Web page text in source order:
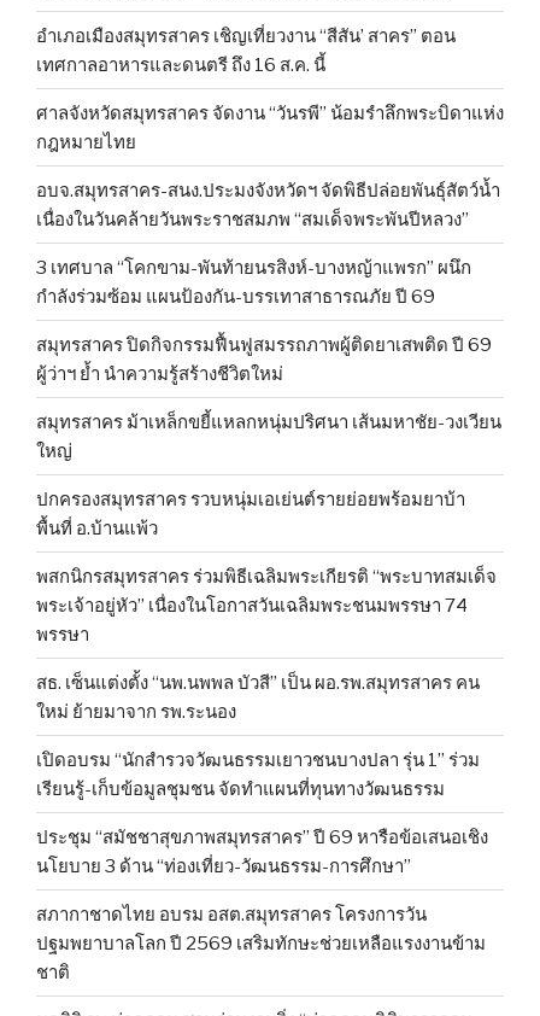
อำเภอเมืองสมุทรสาคร เชิญเที่ยวงาน “สีสัน’ สาคร” ตอน
เทศกาลอาหารและดนตรี ถึง 16 ส.ค. นี้
ศาลจังหวัดสมุทรสาคร จัดงาน “วันรพี” น้อมรำลึกพระบิดาแห่ง
กฎหมายไทย
อบจ.สมุทรสาคร-สนง.ประมงจังหวัดฯ จัดพิธีปล่อยพันธุ์สัตว์น้ำ
เนื่องในวันคล้ายวันพระราชสมภพ “สมเด็จพระพันปีหลวง”
3 เทศบาล “โคกขาม-พันท้ายนรสิงห์-บางหญ้าแพรก” ผนึก
กำลังร่วมซ้อม แผนป้องกัน-บรรเทาสาธารณภัย ปี 69
สมุทรสาคร ปิดกิจกรรมฟื้นฟูสมรรถภาพผู้ติดยาเสพติด ปี 69
ผู้ว่าฯ ย้ำ นำความรู้สร้างชีวิตใหม่
สมุทรสาคร ม้าเหล็กขยี้แหลกหนุ่มปริศนา เส้นมหาชัย-วงเวียน
ใหญ่
ปกครองสมุทรสาคร รวบหนุ่มเอเย่นต์รายย่อยพร้อมยาบ้า
พื้นที่ อ.บ้านแพ้ว
พสกนิกรสมุทรสาคร ร่วมพิธีเฉลิมพระเกียรติ “พระบาทสมเด็จ
พระเจ้าอยู่หัว” เนื่องในโอกาสวันเฉลิมพระชนมพรรษา 74
พรรษา
สธ. เซ็นแต่งตั้ง “นพ.นพพล บัวสี” เป็น ผอ.รพ.สมุทรสาคร คน
ใหม่ ย้ายมาจาก รพ.ระนอง
เปิดอบรม “นักสำรวจวัฒนธรรมเยาวชนบางปลา รุ่น 1” ร่วม
เรียนรู้-เก็บข้อมูลชุมชน จัดทำแผนที่ทุนทางวัฒนธรรม
ประชุม “สมัชชาสุขภาพสมุทรสาคร” ปี 69 หารือข้อเสนอเชิง
นโยบาย 3 ด้าน “ท่องเที่ยว-วัฒนธรรม-การศึกษา”
สภากาชาดไทย อบรม อสต.สมุทรสาคร โครงการวัน
ปฐมพยาบาลโลก ปี 2569 เสริมทักษะช่วยเหลือแรงงานข้าม
ชาติ